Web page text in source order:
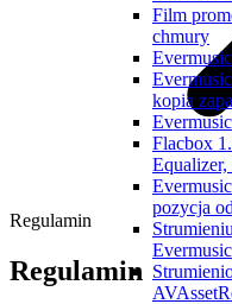
Film
chmury
kopia
Flacbox
Equalizer,
pozycja
Evermusic
Regulamin
Regulamin